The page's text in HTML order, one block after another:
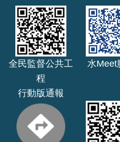
公
全民監督公共工
程
行動版通報
水Meet